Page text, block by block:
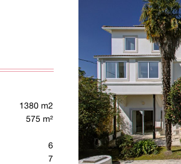
1380 m2
575 m²
6
7